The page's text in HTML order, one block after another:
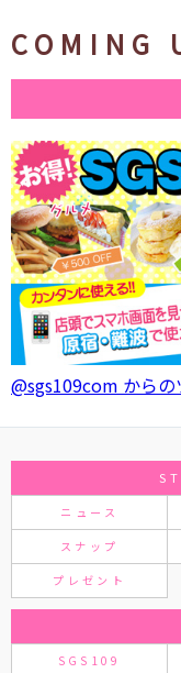
COMING
@sgs109com からの
ニュース
スナップ
プレゼント
SGS109